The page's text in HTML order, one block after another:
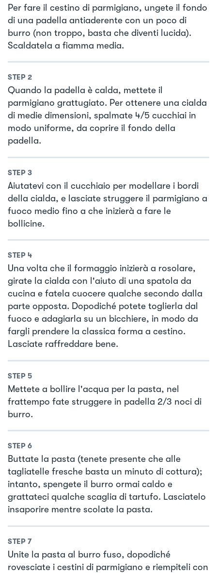
Per fare il cestino di parmigiano, ungete il fondo
di una padella antiaderente con un poco di
burro (non troppo, basta che diventi lucida).
Scaldatela a fiamma media.
STEP 2
Quando la padella è calda, mettete il
parmigiano grattugiato. Per ottenere una cialda
di medie dimensioni, spalmate 4/5 cucchiai in
modo uniforme, da coprire il fondo della
padella.
STEP 3
Aiutatevi con il cucchiaio per modellare i bordi
della cialda, e lasciate struggere il parmigiano a
fuoco medio fino a che inizierà a fare le
bollicine.
STEP 4
Una volta che il formaggio inizierà a rosolare,
girate la cialda con l'aiuto di una spatola da
cucina e fatela cuocere qualche secondo dalla
parte opposta. Dopodiché potete toglierla dal
fuoco e adagiarla su un bicchiere, in modo da
fargli prendere la classica forma a cestino.
Lasciate raffreddare bene.
STEP 5
Mettete a bollire l'acqua per la pasta, nel
frattempo fate struggere in padella 2/3 noci di
burro.
STEP 6
Buttate la pasta (tenete presente che alle
tagliatelle fresche basta un minuto di cottura);
intanto, spengete il burro ormai caldo e
grattateci qualche scaglia di tartufo. Lasciatelo
insaporire mentre scolate la pasta.
STEP 7
Unite la pasta al burro fuso, dopodiché
rovesciate i cestini di parmigiano e riempiteli con